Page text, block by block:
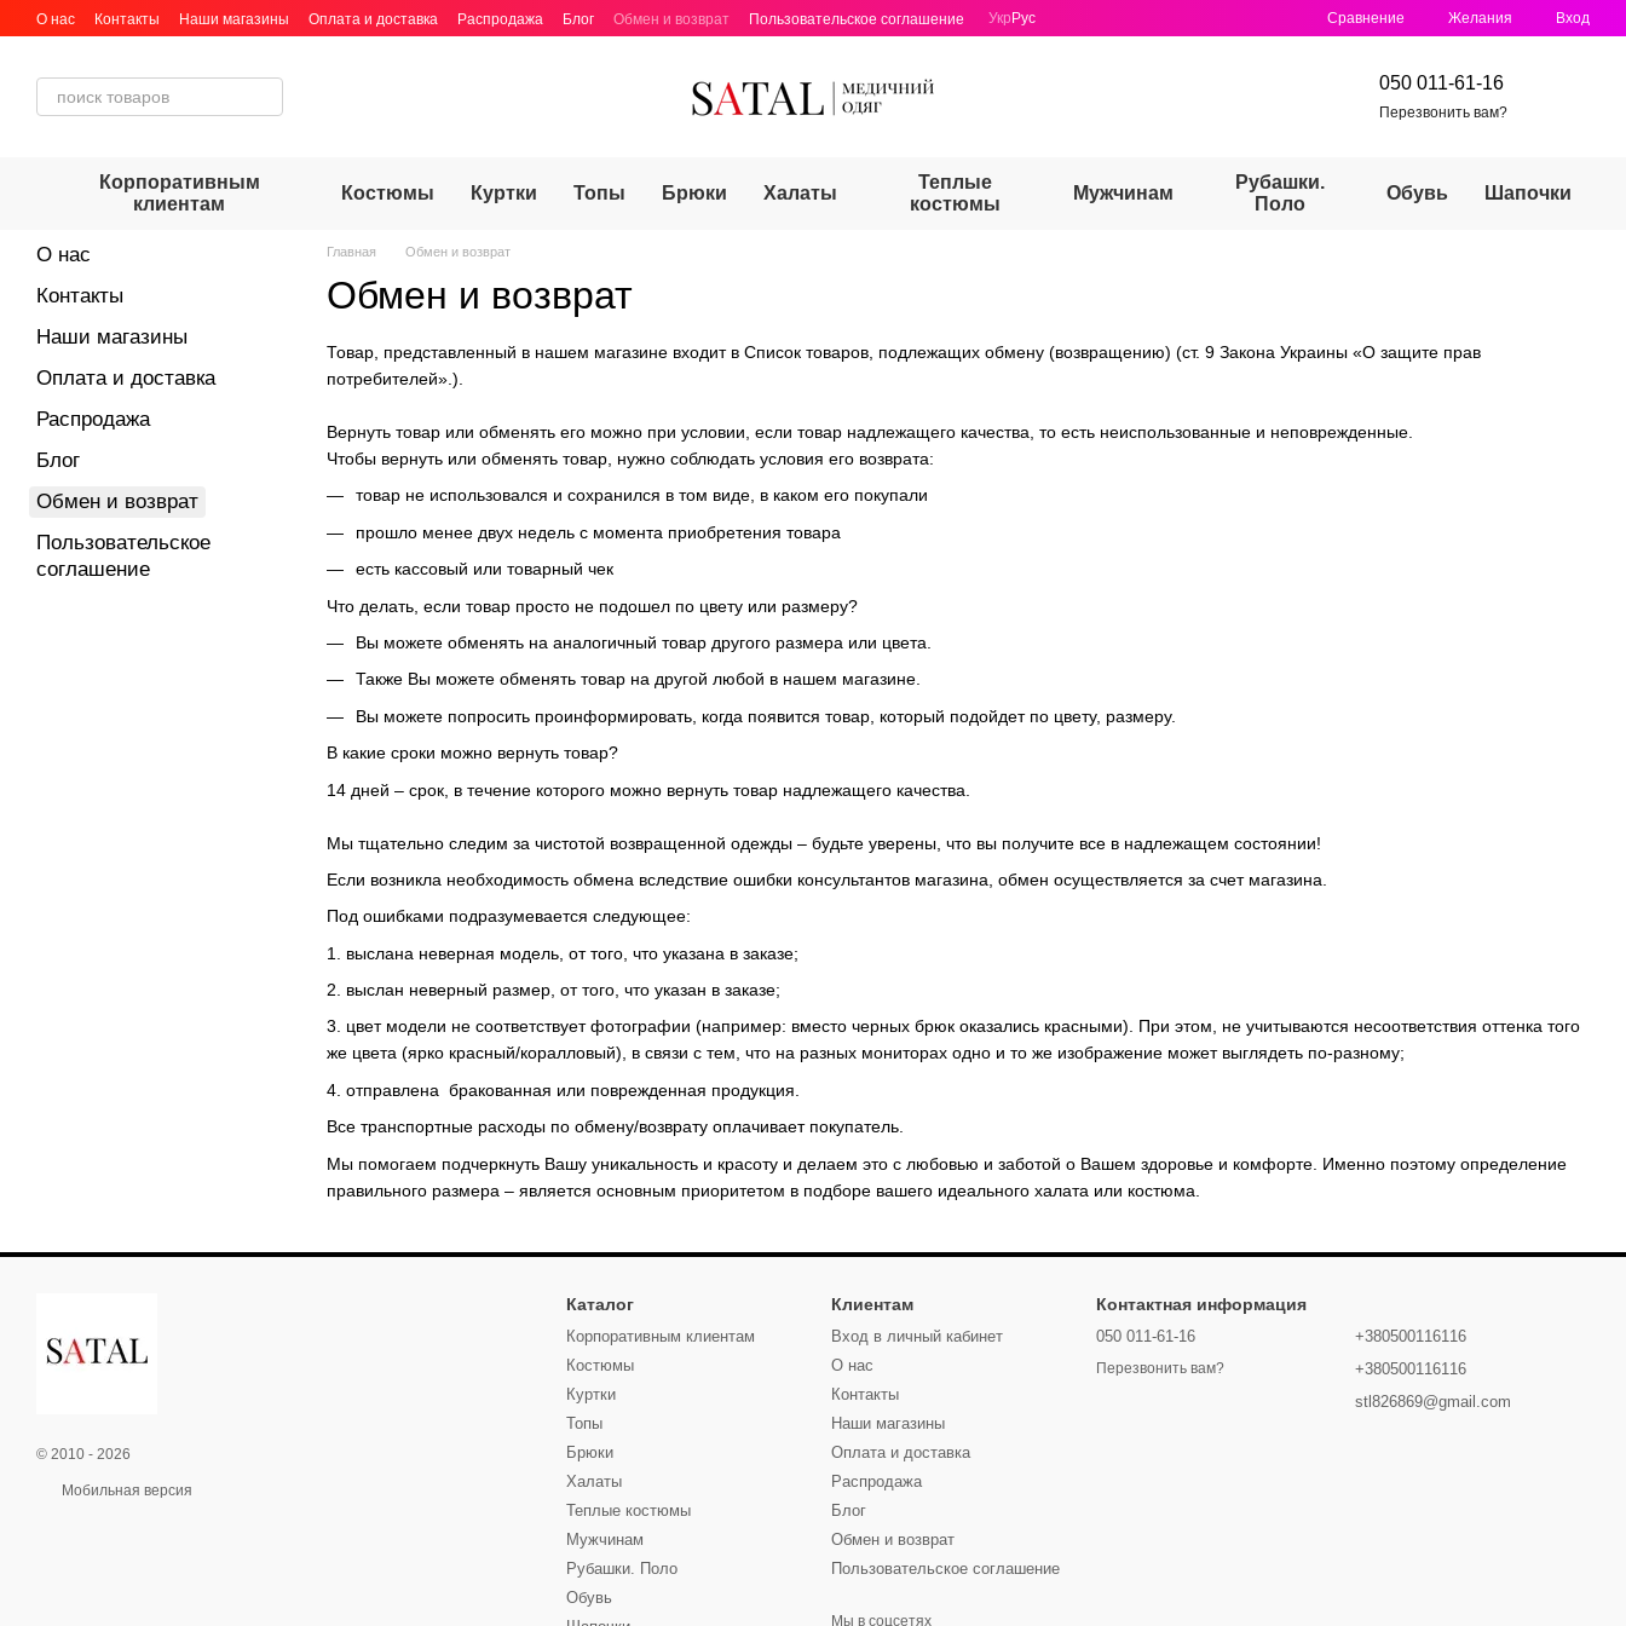
Перейти к основному контенту
О нас Контакты Наши магазины Оплата и доставка Распродажа Блог Обмен и возврат Пользовательское соглашение Укр Рус Сравнение Желания Вход
050 011-61-16
Перезвонить вам?
Корпоративным
клиентам
Костюмы Куртки Топы Брюки Халаты
Теплые
костюмы
Мужчинам
Рубашки.
Поло
Обувь Шапочки
Главная Обмен и возврат
Обмен и возврат
Товар, представленный в нашем магазине входит в Список товаров, подлежащих обмену (возвращению) (ст. 9 Закона Украины «О защите прав
потребителей».).
Вернуть товар или обменять его можно при условии, если товар надлежащего качества, то есть неиспользованные и неповрежденные.
Чтобы вернуть или обменять товар, нужно соблюдать условия его возврата:
товар не использовался и сохранился в том виде, в каком его покупали
прошло менее двух недель с момента приобретения товара
есть кассовый или товарный чек
Что делать, если товар просто не подошел по цвету или размеру?
Вы можете обменять на аналогичный товар другого размера или цвета.
Также Вы можете обменять товар на другой любой в нашем магазине.
Вы можете попросить проинформировать, когда появится товар, который подойдет по цвету, размеру.
В какие сроки можно вернуть товар?
14 дней – срок, в течение которого можно вернуть товар надлежащего качества.
Мы тщательно следим за чистотой возвращенной одежды – будьте уверены, что вы получите все в надлежащем состоянии!
Если возникла необходимость обмена вследствие ошибки консультантов магазина, обмен осуществляется за счет магазина.
Под ошибками подразумевается следующее:
1. выслана неверная модель, от того, что указана в заказе;
2. выслан неверный размер, от того, что указан в заказе;
3. цвет модели не соответствует фотографии (например: вместо черных брюк оказались красными). При этом, не учитываются несоответствия оттенка того
же цвета (ярко красный/коралловый), в связи с тем, что на разных мониторах одно и то же изображение может выглядеть по-разному;
4. отправлена бракованная или поврежденная продукция.
Все транспортные расходы по обмену/возврату оплачивает покупатель.
Мы помогаем подчеркнуть Вашу уникальность и красоту и делаем это с любовью и заботой о Вашем здоровье и комфорте. Именно поэтому определение
правильного размера – является основным приоритетом в подборе вашего идеального халата или костюма.
О нас
Контакты
Наши магазины
Оплата и доставка
Распродажа
Блог
Обмен и возврат
Пользовательское
соглашение
© 2010 - 2026
Мобильная версия
Каталог
Корпоративным клиентам
Костюмы
Куртки
Топы
Брюки
Халаты
Теплые костюмы
Мужчинам
Рубашки. Поло
Обувь
Клиентам
Вход в личный кабинет
О нас
Контакты
Наши магазины
Оплата и доставка
Распродажа
Блог
Обмен и возврат
Пользовательское соглашение
Мы в соцсетях
Контактная информация
050 011-61-16
Перезвонить вам?
+380500116116
+380500116116
stl826869@gmail.com